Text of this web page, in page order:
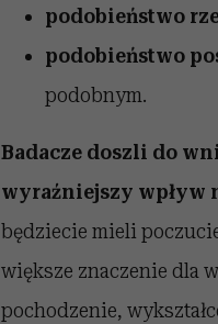
podobieństwo
podobieństwo
podobnym.
Badacze doszli do
wyraźniejszy wpływ
będziecie mieli
większe znaczenie dla
pochodzenie,